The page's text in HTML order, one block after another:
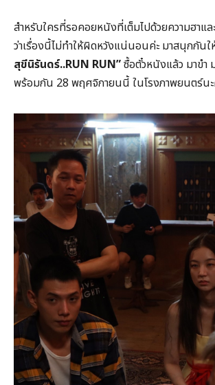
สำหรับใครที่รอคอยหนังที่เต็มไปด้วยความฮาแ
ว่าเรื่องนี้ไม่ทำให้ผิดหวังแน่นอนค่ะ มาสนุกกัน
สุขีนิรันดร์..RUN RUN”ซื้อตั๋วหนังแล้ว มาขำ
พร้อมกัน 28 พฤศจิกายนนี้ ในโรงภาพยนตร์นะ